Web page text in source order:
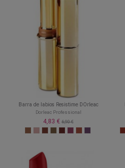
Barra de labios Resistime DOrleac
Dorleac Professional
4,83 € 6,90 €